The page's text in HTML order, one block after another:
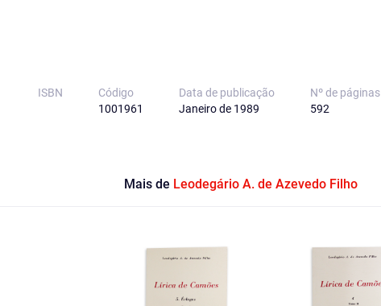
ISBN
Código
1001961
Data de publicação
Janeiro de 1989
Nº de páginas
592
Mais de Leodegário A. de Azevedo Filho